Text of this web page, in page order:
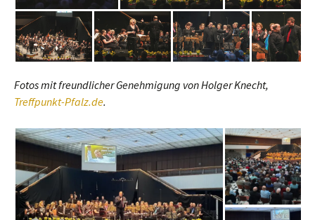
Fotos mit freundlicher Genehmigung von Holger Knecht,
Treffpunkt-Pfalz.de.